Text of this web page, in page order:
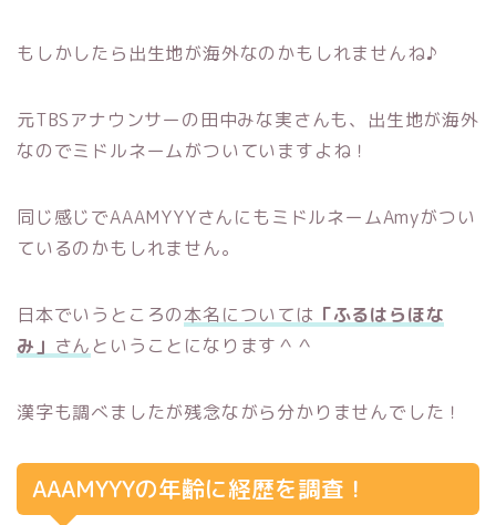
もしかしたら出生地が海外なのかもしれませんね♪
元TBSアナウンサーの田中みな実さんも、出生地が海外
なのでミドルネームがついていますよね！
同じ感じでAAAMYYYさんにもミドルネームAmyがつい
ているのかもしれません。
日本でいうところの本名については 「ふるはらほな
み」 さん ということになります＾＾
漢字も調べましたが残念ながら分かりませんでした！
AAAMYYYの年齢に経歴を調査！